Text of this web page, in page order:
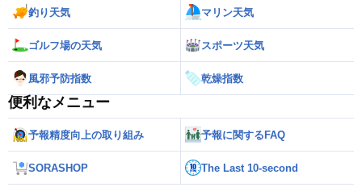
釣り天気 マリン天気
ゴルフ場の天気 スポーツ天気
風邪予防指数 乾燥指数
便利なメニュー
予報精度向上の取り組み 予報に関するFAQ
SORASHOP The Last 10-second